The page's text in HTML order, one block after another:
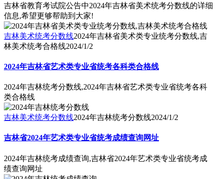
吉林省教育考试院公告中2024年吉林省美术统考分数线的详细
信息,希望更够帮助到大家!
吉林美术统考分数线2024年吉林省美术类专业统考分数线,吉
林美术统考合格线2024/1/2
2024年吉林省艺术类专业省统考各科类合格线
2024年吉林统考分数线,2024年吉林省艺术类专业省统考各科
类合格线
吉林美术统考分数线2024年吉林统考分数线2024/1/2
吉林省2024年艺术类专业省统考成绩查询网址
2024年吉林统考成绩查询,吉林省2024年艺术类专业省统考成
绩查询网址